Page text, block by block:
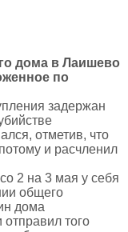
дома в Лаишево
по
задержан
отметив, что
и расчленил
2 на 3 мая у себя
общего
дома
отправил того